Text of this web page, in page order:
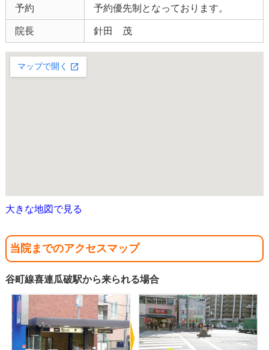
予約 予約優先制となっております。
院長 針田 茂
大きな地図で見る
当院までのアクセスマップ
谷町線喜連瓜破駅から来られる場合